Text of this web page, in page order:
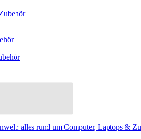
alles rund um Computer, Laptops &